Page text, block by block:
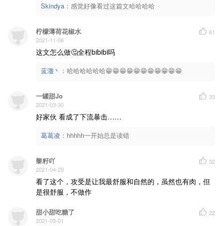
Skindya ： 感觉好像看过这篇文哈哈哈哈
柠檬薄荷花椒水
2021-11-08
61
这文怎么做🤔全程bibibi吗
蓝澈丶 ： 哈哈哈哈哈哈😁😁😁😁😁😁😁😁😁😁😁
一罐甜Jo
2021-03-30
33
好家伙 看成了下流暴击……
葛葛凌 ： hhhhh一开始总是读错
黎籽吖
2021-04-29
32
看了这个，攻受是让我最舒服和自然的，虽然也有肉，但
是很舒服，不做作
甜小甜吃糖了
2021-05-01
22